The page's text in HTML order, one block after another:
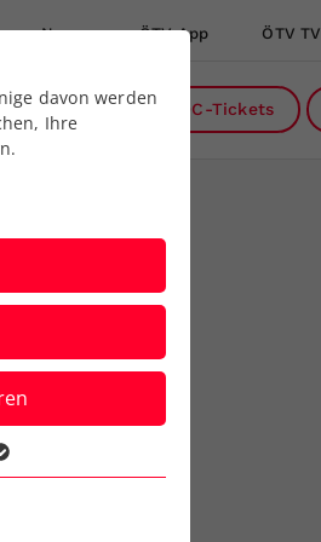
News ÖTV App ÖTV TV
Kreise DC-Tickets
davon werden
Ihre
der
Webseite